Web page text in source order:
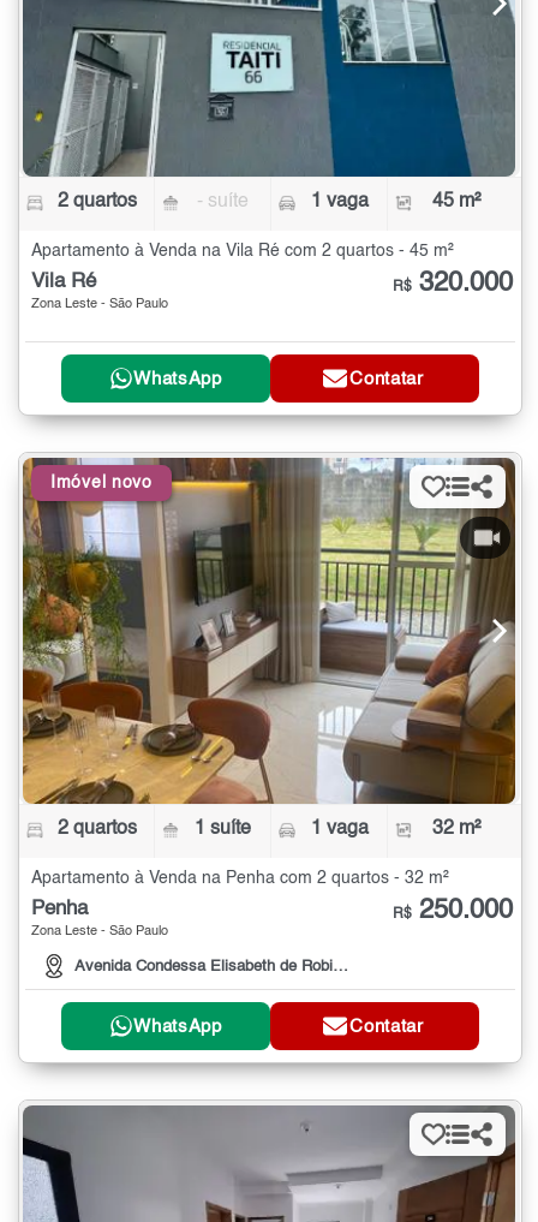
2 quartos - suíte 1 vaga 45 m²
Apartamento à Venda na Vila Ré com 2 quartos - 45 m²
Vila Ré
Zona Leste - São Paulo
R$ 320.000
WhatsApp Contatar
Imóvel novo
2 quartos 1 suíte 1 vaga 32 m²
Apartamento à Venda na Penha com 2 quartos - 32 m²
Penha
Zona Leste - São Paulo
Avenida Condessa Elisabeth de Robiano
R$ 250.000
WhatsApp Contatar